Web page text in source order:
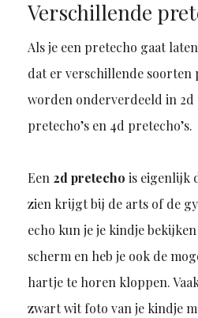
Verschillende
Als je een pretecho gaat
dat er verschillende soorten
worden onderverdeeld in 2d
pretecho’s en 4d pretecho’s.
Een 2d pretecho is eigenlijk
zien krijgt bij de arts of de
echo kun je je kindje
scherm en heb je ook de
hartje te horen kloppen.
zwart wit foto van je kindje